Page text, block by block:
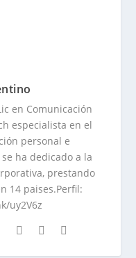
en Comunicación
especialista en el
personal e
ha dedicado a la
prestando
14 paises.Perfil:
uy2V6z